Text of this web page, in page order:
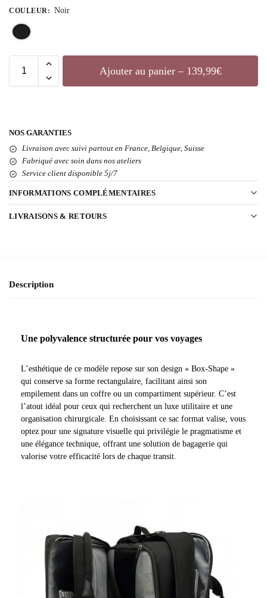
COULEUR: Noir
Ajouter au panier – 139,99€
NOS GARANTIES
Livraison avec suivi partout en France, Belgique, Suisse
Fabriqué avec soin dans nos ateliers
Service client disponible 5j/7
INFORMATIONS COMPLÉMENTAIRES
LIVRAISONS & RETOURS
Description
Une polyvalence structurée pour vos voyages
L’esthétique de ce modèle repose sur son design « Box-Shape »
qui conserve sa forme rectangulaire, facilitant ainsi son
empilement dans un coffre ou un compartiment supérieur. C’est
l’atout idéal pour ceux qui recherchent un luxe utilitaire et une
organisation chirurgicale. En choisissant ce sac format valise, vous
optez pour une signature visuelle qui privilégie le pragmatisme et
une élégance technique, offrant une solution de bagagerie qui
valorise votre efficacité lors de chaque transit.